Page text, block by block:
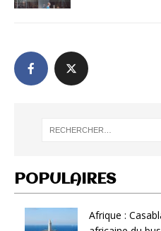
POPULAIRES
Afrique :